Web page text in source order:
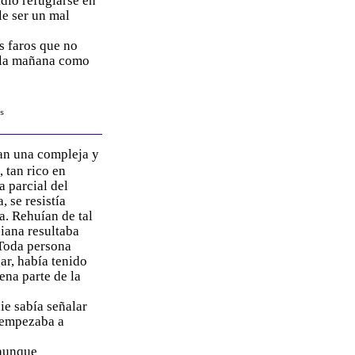
ser un mal
faros que no
mañana como
una compleja y
tan rico en
parcial del
se resistía
Rehuían de tal
resultaba
persona
había tenido
parte de la
sabía señalar
a